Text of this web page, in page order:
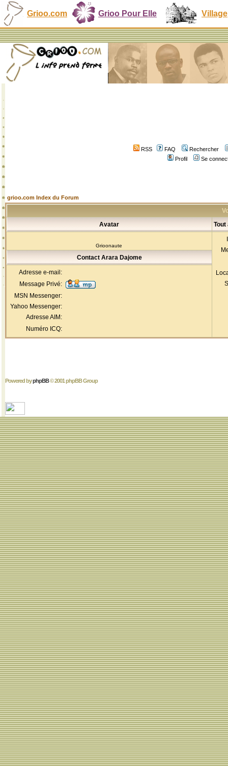
Grioo.com Grioo Pour Elle Village
RSS FAQ
Rechercher
Profil
Se
grioo.com Index du Forum
Avatar
Tout
Grioonaute
Contact Arara Dajome
Adresse e-mail:
Message Privé:
MSN Messenger:
Yahoo Messenger:
Adresse AIM:
Numéro ICQ:
Powered byphpBB© 2001 phpBB Group